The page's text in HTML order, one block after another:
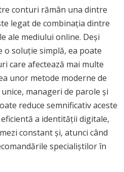
conturi rămân una dintre
legat de combinația dintre
ale mediului online. Deși
soluție simplă, ea poate
care afectează mai multe
unor metode moderne de
manageri de parole și
reduce semnificativ aceste
a identității digitale,
constant și, atunci când
specialiștilor în